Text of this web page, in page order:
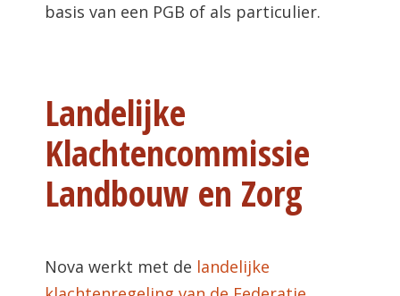
basis van een PGB of als particulier.
Landelijke
Klachtencommissie
Landbouw en Zorg
Nova werkt met de landelijke